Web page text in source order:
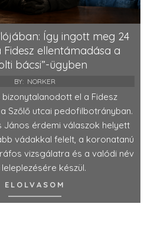
Így ingott meg 24
ellentámadása a
bácsi”-ügyben
BY: NORKER
el a Fidesz
Szőlő utcai pedofilbotrányban.
János érdemi válaszok helyett
vádakkal felelt, a koronatanú
vizsgálatra és a valódi név
leleplezésére készül.
ELOLVASOM